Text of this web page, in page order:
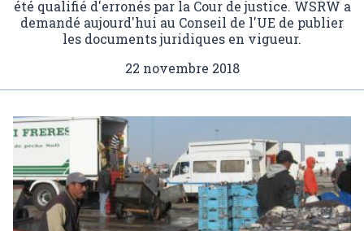
été qualifié d'erronés par la Cour de justice. WSRW a
demandé aujourd'hui au Conseil de l'UE de publier
les documents juridiques en vigueur.
22 novembre 2018